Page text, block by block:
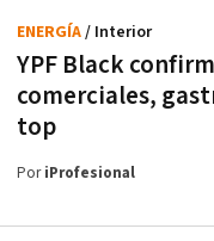
YPF Black
comerciales,
top
ENERGÍA/ Interior
PoriProfesional